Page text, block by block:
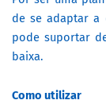
de se adaptar a
pode suportar
baixa.
Como utilizar